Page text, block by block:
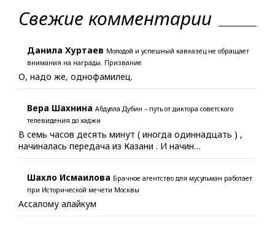
Свежие комментарии
Данила Хуртаев Молодой и успешный кавказец не обращает
внимания на награды. Призвание
О, надо же, однофамилец.
Вера Шахнина Абдулла Дубин – путь от диктора советского
телевидения до хаджи
В семь часов десять минут ( иногда одиннадцать ) ,
начиналась передача из Казани . И начин…
Шахло Исмаилова Брачное агентство для мусульман работает
при Исторической мечети Москвы
Ассалому алайкум